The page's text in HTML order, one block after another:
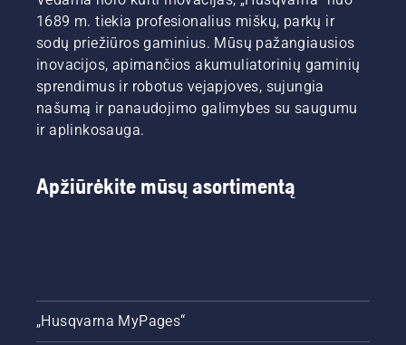
1689 m. tiekia profesionalius miškų, parkų ir
sodų priežiūros gaminius. Mūsų pažangiausios
inovacijos, apimančios akumuliatorinių gaminių
sprendimus ir robotus vejapjoves, sujungia
našumą ir panaudojimo galimybes su saugumu
ir aplinkosauga.
Apžiūrėkite mūsų asortimentą
„Husqvarna MyPages“